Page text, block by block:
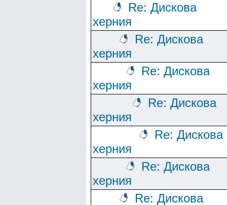
Re: Дискова
херния
Re: Дискова
херния
Re: Дискова
херния
Re: Дискова
херния
Re: Дискова
херния
Re: Дискова
херния
Re: Дискова